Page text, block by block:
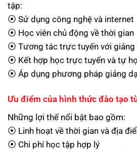
tập:
⦿ Sử dụng công nghệ và internet
⦿ Học viên chủ động về thời gian
⦿ Tương tác trực tuyến với giảng
⦿ Kết hợp học trực tuyến và tự
⦿ Áp dụng phương pháp giảng
Ưu điểm của hình thức đào tạo
Những lợi thế nổi bật bao gồm:
⦿ Linh hoạt về thời gian và địa
⦿ Chi phí học tập hợp lý